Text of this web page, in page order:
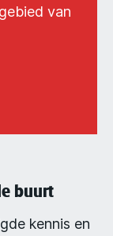
van
buurt
kennis en